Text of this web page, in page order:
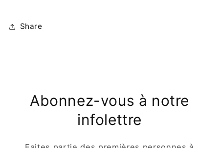
Share
Abonnez-vous à notre
infolettre